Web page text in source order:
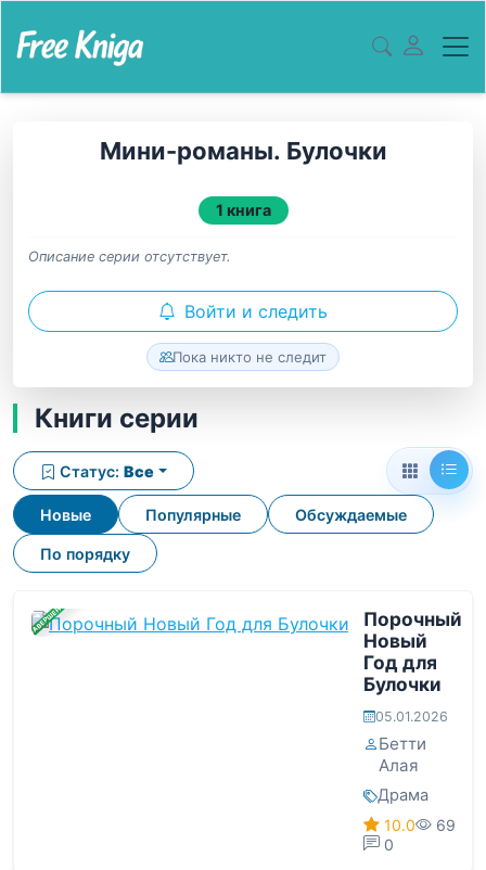
Мини-романы. Булочки
1 книга
Описание серии отсутствует.
Войти и следить
Пока никто не следит
Книги серии
Новые Популярные Обсуждаемые
По порядку
Статус: Все
ЗАВЕРШЕНА
Порочный
Новый
Год для
Булочки
05.01.2026
Бетти
Алая
Драма
10.0
69
0